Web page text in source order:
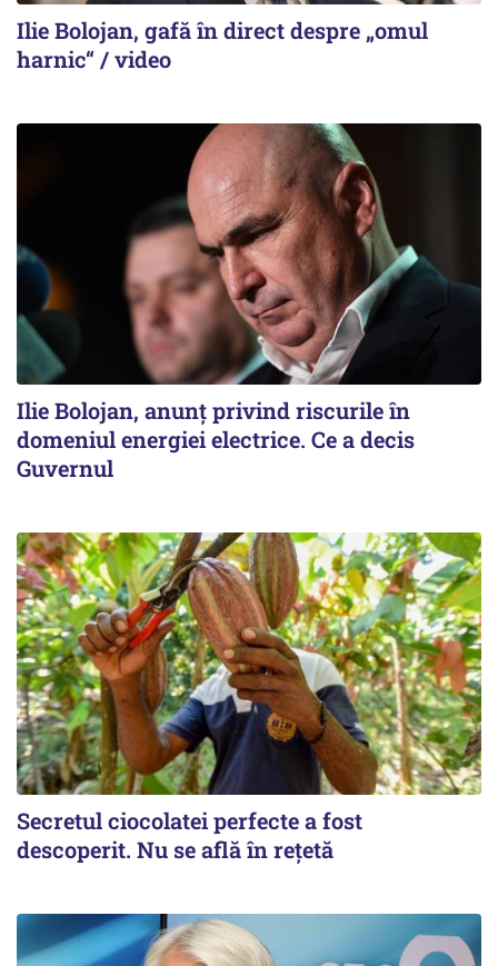
Ilie Bolojan, gafă în direct despre „omul
harnic“ / video
Ilie Bolojan, anunț privind riscurile în
domeniul energiei electrice. Ce a decis
Guvernul
Secretul ciocolatei perfecte a fost
descoperit. Nu se află în rețetă